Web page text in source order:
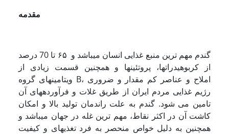
مقدمه
گندم مهم ترین منبع غذایی انسان می­باشد و ۶۵ تا 70 درصد
از کربوهیدرات­ها، پروتئینها و همچنین قسمت زیادی از
ویتامینهای گروه B، املاح و عناصر کم مقدار و ضروری
رژیم غذایی مردم ایران از طریق غلات و فرآورده­های آن
تامین می شود. گندم به علت راندمان تولید بالا و امکان
کاشت آن در اکثر نقاط، مهم ترین غله در جهان می­باشد و
همچنین به دلیل خواص منحصر به فرد تغذیه­ای و کیفیت